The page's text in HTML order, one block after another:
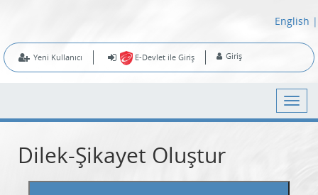
English |
Yeni Kullanıcı E-Devlet ile Giriş Giriş
Dilek-Şikayet Oluştur